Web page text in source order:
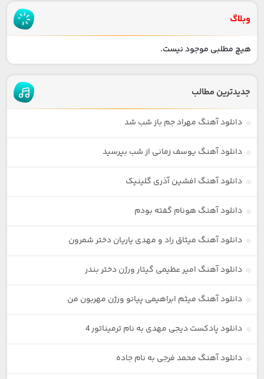
وبلاگ
هیچ مطلبی موجود نیست.
جدیدترین مطالب
دانلود آهنگ مهراد جم باز شب شد
دانلود آهنگ یوسف زمانی از شب بپرسید
دانلود آهنگ افشین آذری گلینیک
دانلود آهنگ هونام گفته بودم
دانلود آهنگ میثاق راد و مهدی یاریان دختر شمرون
دانلود آهنگ امیر عظیمی گیتار ورژن دختر بندر
دانلود آهنگ میثم ابراهیمی پیانو ورژن مهربون من
دانلود پادکست دیجی مهدی به نام ترمیناتور 4
دانلود آهنگ محمد فرجی به نام جاده